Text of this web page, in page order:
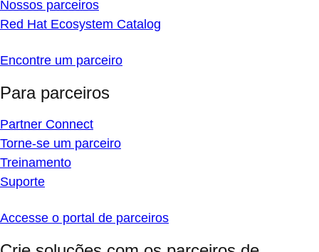
Nossos parceiros
Red Hat Ecosystem Catalog
Encontre um parceiro
Para parceiros
Partner Connect
Torne-se um parceiro
Treinamento
Suporte
Accesse o portal de parceiros